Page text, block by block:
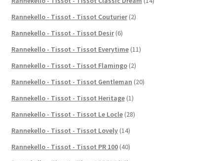
Rannekello - Tissot - Tissot Couturier (2)
Rannekello - Tissot - Tissot Desir (6)
Rannekello - Tissot - Tissot Everytime (11)
Rannekello - Tissot - Tissot Flamingo (2)
Rannekello - Tissot - Tissot Gentleman (20)
Rannekello - Tissot - Tissot Heritage (1)
Rannekello - Tissot - Tissot Le Locle (28)
Rannekello - Tissot - Tissot Lovely (14)
Rannekello - Tissot - Tissot PR 100 (40)